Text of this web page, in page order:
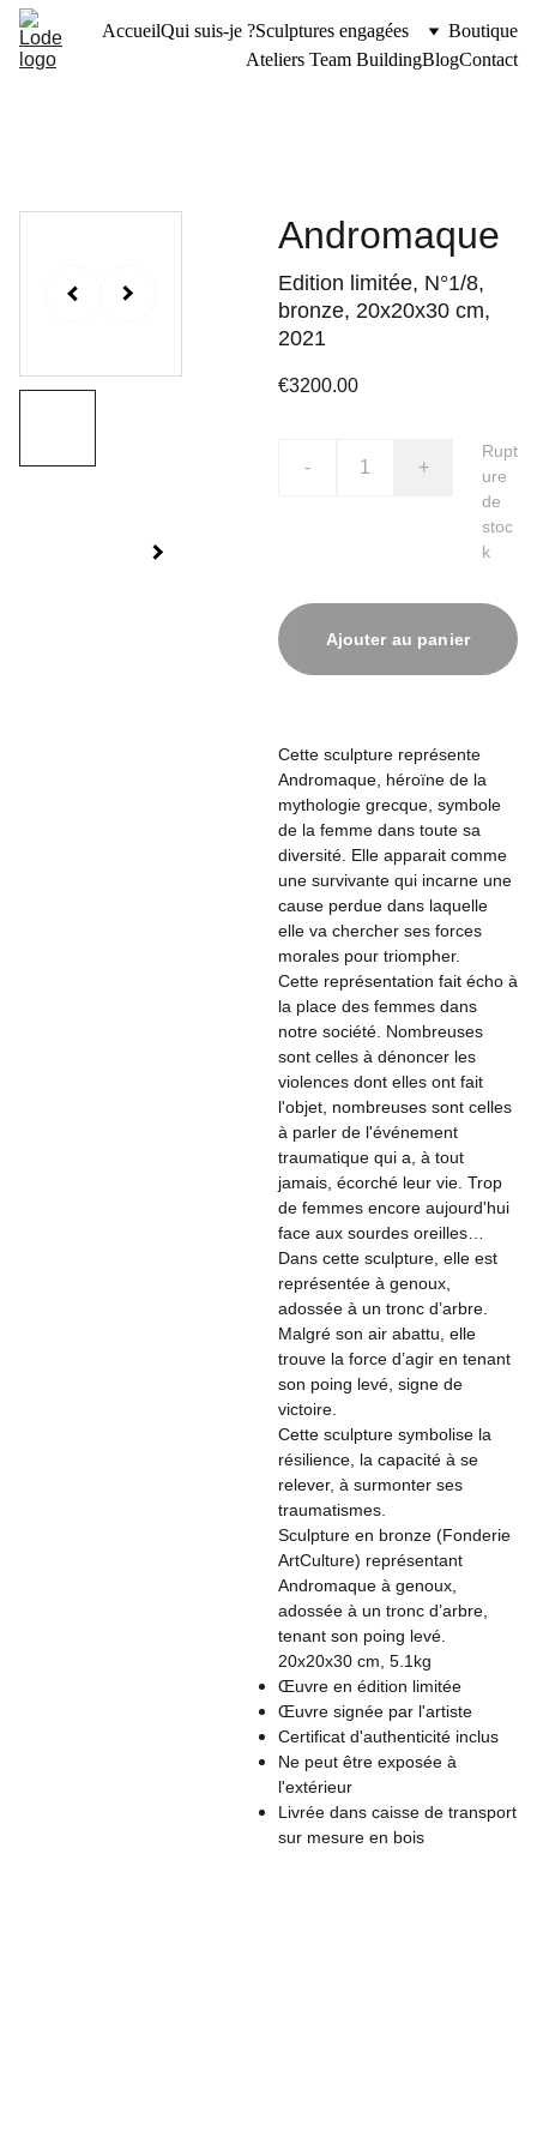
AccueilQui suis-je ?Sculptures engagées
Boutique
Ateliers Team BuildingBlogContact
Andromaque
Edition limitée, N°1/8,
bronze, 20x20x30 cm,
2021
€3200.00
- +
Rupt
ure
de
stoc
k
Ajouter au panier
Cette sculpture représente
Andromaque, héroïne de la
mythologie grecque, symbole
de la femme dans toute sa
diversité. Elle apparait comme
une survivante qui incarne une
cause perdue dans laquelle
elle va chercher ses forces
morales pour triompher.
Cette représentation fait écho à
la place des femmes dans
notre société. Nombreuses
sont celles à dénoncer les
violences dont elles ont fait
l'objet, nombreuses sont celles
à parler de l'événement
traumatique qui a, à tout
jamais, écorché leur vie. Trop
de femmes encore aujourd'hui
face aux sourdes oreilles…
Dans cette sculpture, elle est
représentée à genoux,
adossée à un tronc d’arbre.
Malgré son air abattu, elle
trouve la force d’agir en tenant
son poing levé, signe de
victoire.
Cette sculpture symbolise la
résilience, la capacité à se
relever, à surmonter ses
traumatismes.
Sculpture en bronze (Fonderie
ArtCulture) représentant
Andromaque à genoux,
adossée à un tronc d’arbre,
tenant son poing levé.
20x20x30 cm, 5.1kg
Œuvre en édition limitée
Œuvre signée par l'artiste
Certificat d'authenticité inclus
Ne peut être exposée à
l'extérieur
Livrée dans caisse de transport
sur mesure en bois